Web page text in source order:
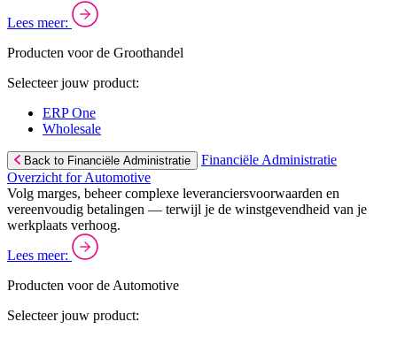
Lees meer:
Producten voor de Groothandel
Selecteer jouw product:
ERP One
Wholesale
Back to Financiële Administratie
Financiële Administratie
Overzicht for Automotive
Volg marges, beheer complexe leveranciersvoorwaarden en
vereenvoudig betalingen — terwijl je de winstgevendheid van je
werkplaats verhoog.
Lees meer:
Producten voor de Automotive
Selecteer jouw product: